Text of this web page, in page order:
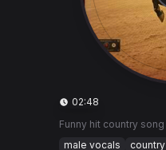
02:48
Funny hit country song
male vocals
country